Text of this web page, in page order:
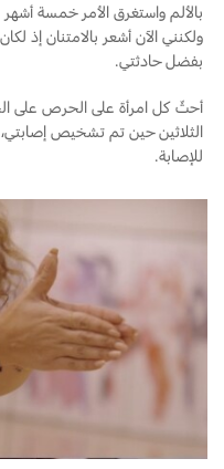
بالألم واستغرق الأمر خمسة
ولكنني الآن أشعر بالامتنان إذ
بفضل حادثتي.
أحثّ كل امرأة على الحرص على
الثلاثين حين تم تشخيص
للإصابة.